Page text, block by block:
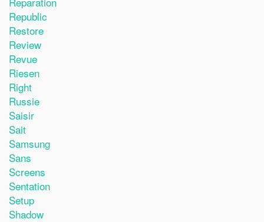
Republic
Restore
Review
Revue
Riesen
Right
Russie
Saisir
Sait
Samsung
Sans
Screens
Sentation
Setup
Shadow